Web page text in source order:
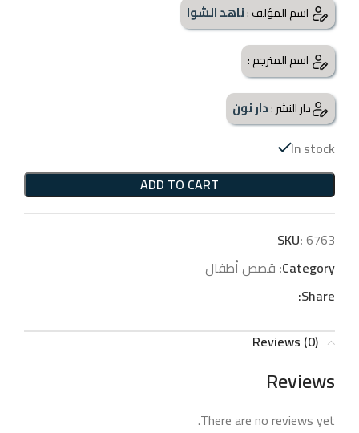
اسم المؤلف :ناهد الشوا
اسم المترجم :
دار النشر :دار نون
In stock
ADD TO CART
SKU:6763
Category: قصص أطفال
Share:
Reviews (0)
Reviews
There are no reviews yet.